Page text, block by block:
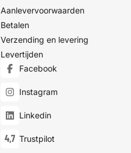
Aanlevervoorwaarden
Betalen
Verzending en levering
Levertijden
Facebook
Instagram
Linkedin
4,7 Trustpilot